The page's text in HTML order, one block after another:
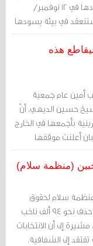
البحرين، المقرر انعقادها في 12 نوفمبر/
الثاني 2022، ستنعقد في بيئة يسودها
مرور عقد ارتكبت
لحقوق الإنسان،
المدني، وحظرت
وأغلقت الإعلام
هذه
أمين عام جمعية
حسين الديهي، أنّ
بأجمعها في الخارج
أعلنت موقفها
بسبب ديكتاتورية
وسلب القرار منهم،
لبناء سفارة
وكرًا استخباراتيًا
وسيشكل خطرًا
بأكملها.
منظمة سلام لحقوق
الإنسان إنها رصدت حذف نحو 94 ألف ناخب
إلى أن الانتخابات
تفتقد إلى الشفافية.